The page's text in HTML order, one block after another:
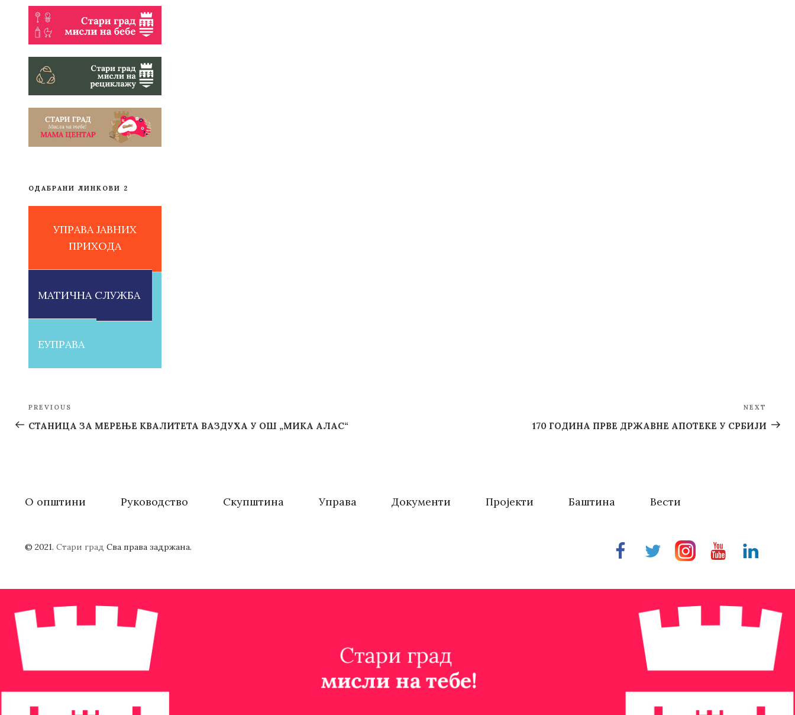
ОДАБРАНИ ЛИНКОВИ 2
УПРАВА ЈАВНИХ
ПРИХОДА
МАТИЧНА СЛУЖБА
ЕУПРАВА
Post
navigation
Previous
Post
PREVIOUS
СТАНИЦА ЗА МЕРЕЊЕ КВАЛИТЕТА ВАЗДУХА У ОШ „МИКА АЛАС“
Post
NEXT
170 ГОДИНА ПРВЕ ДРЖАВНЕ АПОТЕКЕ У СРБИЈИ
О општини Руководство Скупштина Управа Документи Пројекти Баштина Вести
FacebookTwitterInstragramYoutubeLinkedin
© 2021. Стари град Сва права задржана.